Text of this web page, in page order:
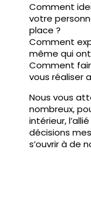
Comment
votre
place ?
Comment
même qui
Comment
vous réaliser
Nous vous
nombreux,
intérieur,
décisions
s’ouvrir à de